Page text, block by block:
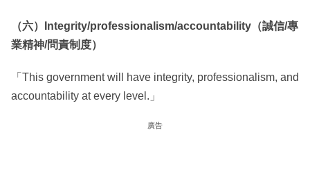
（六）Integrity/professionalism/accountability（誠信/專
業精神/問責制度）
「This government will have integrity, professionalism, and
accountability at every level.」
廣告